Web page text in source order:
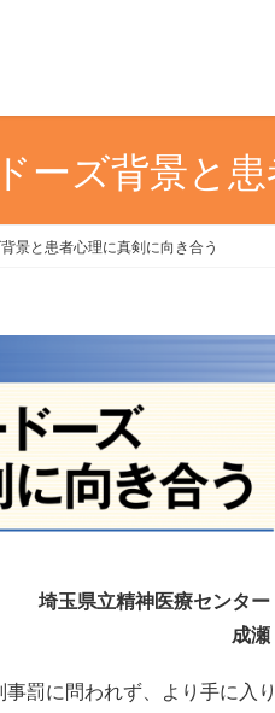
ーズ背景と
景と患者心理に真剣に向き合う
埼玉県立精神医療センター
成
罰に問われず、より手に入